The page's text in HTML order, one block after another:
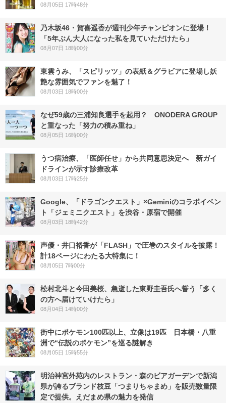
08月05日 17時48分
乃木坂46・賀喜遥香が週刊少年チャンピオンに登場！
「5年ぶん大人になった私を見ていただけたら」
08月07日 18時00分
東雲うみ、「スピリッツ」の表紙＆グラビアに登場し妖
艶な雰囲気でファンを魅了！
08月03日 18時00分
なぜ59歳の三浦知良選手を起用？ ONODERA GROUP
と重なった「努力の積み重ね」
08月05日 16時00分
うつ病治療、「医師任せ」から共同意思決定へ 新ガイ
ドラインが示す診療改革
08月03日 17時25分
Google、「ドラゴンクエスト」×Geminiのコラボイベン
ト「ジェミニクエスト」を渋谷・原宿で開催
08月03日 18時42分
声優・井口裕香が「FLASH」で圧巻のスタイルを披露！
計18ページにわたる大特集に！
08月05日 7時00分
松村北斗と今田美桜、急逝した東野圭吾氏へ誓う「多く
の方へ届けていけたら」
08月04日 14時00分
街中にポケモン100匹以上、立像は19匹 日本橋・八重
洲で“伝説のポケモン”を巡る謎解き
08月05日 15時55分
明治神宮外苑内のレストラン・森のビアガーデンで新潟
県が誇るブランド枝豆「つまりちゃまめ」を販売数量限
定で提供。えだまめ県の魅力を発信